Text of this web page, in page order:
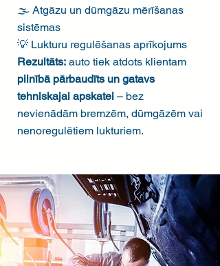
🌫️ Atgāzu un dūmgāzu mērīšanas
sistēmas
💡 Lukturu regulēšanas aprīkojums
Rezultāts: auto tiek atdots klientam
pilnībā pārbaudīts un gatavs
tehniskajai apskatei – bez
nevienādām bremzēm, dūmgāzēm vai
nenoregulētiem lukturiem.